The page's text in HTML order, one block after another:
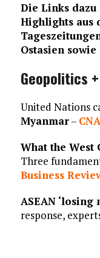
Die Links dazu
Highlights aus
Ostasien
Geopolitics
United Nations
Myanmar– CNA
What the West
Three
Business
ASEAN
response,